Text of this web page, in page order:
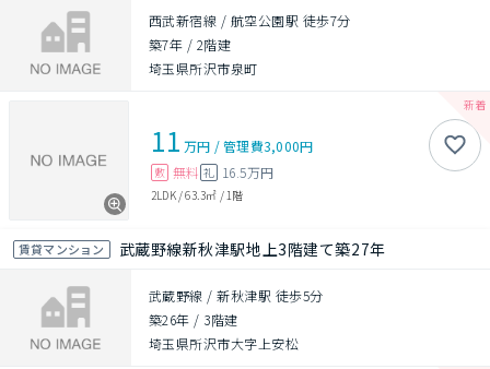
西武新宿線 / 航空公園駅 徒歩7分
築7年 / 2階建
埼玉県所沢市泉町
11 万円 /管理費3,000円
敷 無料 礼 16.5万円
2LDK/63.3㎡ / 1階
賃貸マンション 武蔵野線新秋津駅地上3階建て築27年
武蔵野線 / 新秋津駅 徒歩5分
築26年 / 3階建
埼玉県所沢市大字上安松